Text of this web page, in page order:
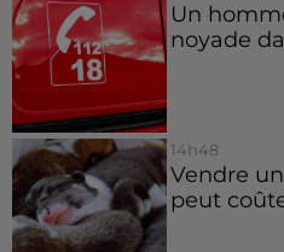
Un
noyade
14h48
Vendre
peut